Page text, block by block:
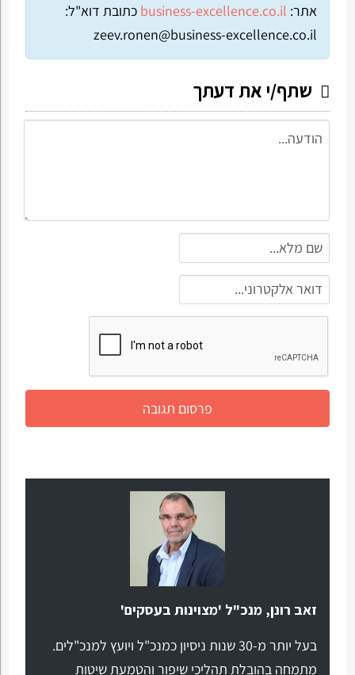
אתר: business-excellence.co.il כתובת דוא"ל:
zeev.ronen@business-excellence.co.il
שתף/י את דעתך
זאב רונן, מנכ"ל 'מצוינות בעסקים'
בעל יותר מ-30 שנות ניסיון כמנכ"ל ויועץ למנכ"לים.
מתמחה בהובלת תהליכי שיפור והטמעת שיטות